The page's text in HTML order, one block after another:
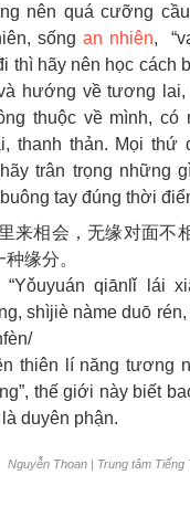
nên quá cưỡng
sống an nhiên,
thì hãy nên học cách
hướng về tương
thuộc về mình, có
thanh thản. Mọi thứ
trân trọng những
tay đúng thời
来相会，无缘对面不
缘分。
qiānlǐ lái
shìjiè nàme duō
thiên lí năng tương
thế giới này biết
duyên phận.
Nguyễn Thoan | Trung tâm Tiếng